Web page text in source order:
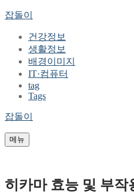
콘
메
닫
잡돌이
건강정보
생활정보
배경이미지
IT·컴퓨터
tag
Tags
잡돌이
메뉴
히카마 효능 및 부작